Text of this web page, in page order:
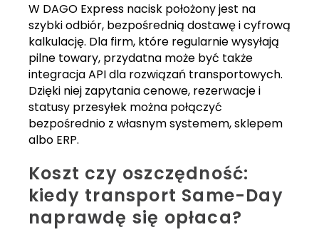
W DAGO Express nacisk położony jest na
szybki odbiór, bezpośrednią dostawę i cyfrową
kalkulację. Dla firm, które regularnie wysyłają
pilne towary, przydatna może być także
integracja API dla rozwiązań transportowych.
Dzięki niej zapytania cenowe, rezerwacje i
statusy przesyłek można połączyć
bezpośrednio z własnym systemem, sklepem
albo ERP.
Koszt czy oszczędność:
kiedy transport Same-Day
naprawdę się opłaca?